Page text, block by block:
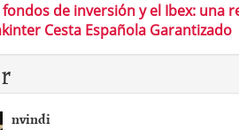
fondos de inversión y el Ibex: una
Cesta Española Garantizado
nvindi